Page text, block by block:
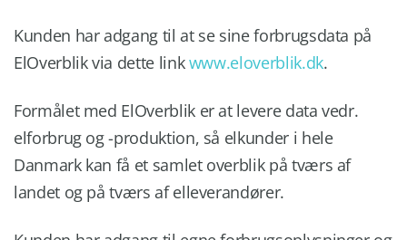
Kunden har adgang til at se sine forbrugsdata på
ElOverblik via dette linkwww.eloverblik.dk.
Formålet med ElOverblik er at levere data vedr.
elforbrug og -produktion, så elkunder i hele
Danmark kan få et samlet overblik på tværs af
landet og på tværs af elleverandører.